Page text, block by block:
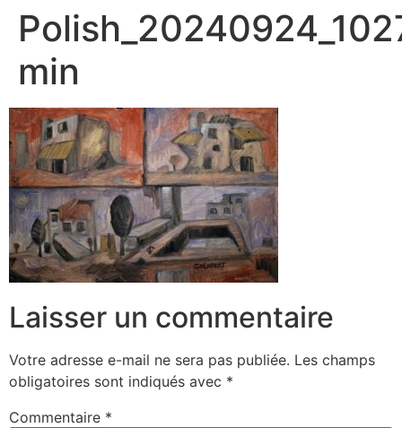
min
Laisser un commentaire
Votre adresse e-mail ne sera pas publiée. Les champs
obligatoires sont indiqués avec *
Commentaire *